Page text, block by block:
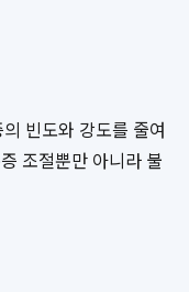
빈도와 강도를 줄여
조절뿐만 아니라 불